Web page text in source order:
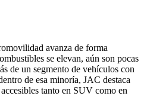
avanza de forma
se elevan, aún son pocas
de un segmento de vehículos con
de esa minoría, JAC destaca
tanto en SUV como en